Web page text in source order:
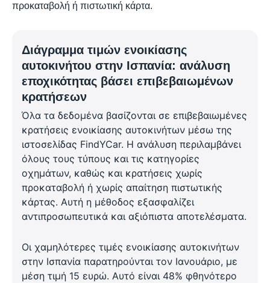
προκαταβολή ή πιστωτική κάρτα.
Διάγραμμα τιμών ενοικίασης
αυτοκινήτου στην Ισπανία: ανάλυση
εποχικότητας βάσει επιβεβαιωμένων
κρατήσεων
Όλα τα δεδομένα βασίζονται σε επιβεβαιωμένες
κρατήσεις ενοικίασης αυτοκινήτων μέσω της
ιστοσελίδας FindYCar. Η ανάλυση περιλαμβάνει
όλους τους τύπους και τις κατηγορίες
οχημάτων, καθώς και κρατήσεις χωρίς
προκαταβολή ή χωρίς απαίτηση πιστωτικής
κάρτας. Αυτή η μέθοδος εξασφαλίζει
αντιπροσωπευτικά και αξιόπιστα αποτελέσματα.
Οι χαμηλότερες τιμές ενοικίασης αυτοκινήτων
στην Ισπανία παρατηρούνται τον Ιανουάριο, με
μέση τιμή 15 ευρώ. Αυτό είναι 48% φθηνότερο